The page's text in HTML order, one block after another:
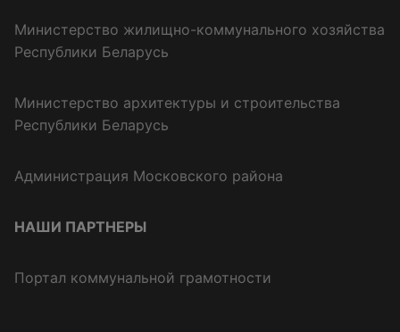
Министерство жилищно-коммунального хозяйства
Республики Беларусь
Министерство архитектуры и строительства
Республики Беларусь
Администрация Московского района
НАШИ ПАРТНЕРЫ
Портал коммунальной грамотности